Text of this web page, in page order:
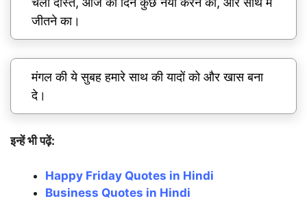
जीतने का।
मंगल की ये सुबह हमारे साथ की यादों को और खास बना
दे।
इन्हें भी पढ़ें:
Happy Friday Quotes in Hindi
Business Quotes in Hindi